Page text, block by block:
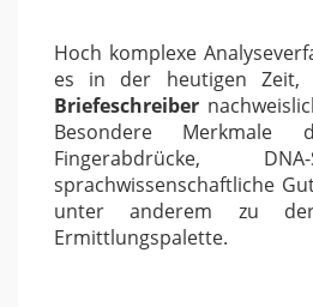
Hoch komplexe
es in der heutigen Zeit,
Briefeschreiber
Besondere Merkmale
Fingerabdrücke,
sprachwissenschaftliche
unter anderem zu der
Ermittlungspalette.